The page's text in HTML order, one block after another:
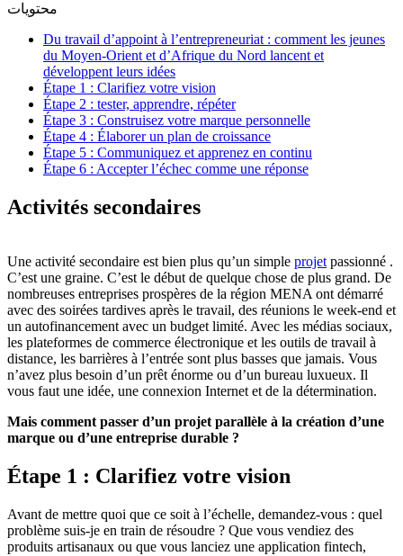
محتويات
Du travail d’appoint à l’entrepreneuriat : comment les jeunes
du Moyen-Orient et d’Afrique du Nord lancent et
développent leurs idées
Étape 1 : Clarifiez votre vision
Étape 2 : tester, apprendre, répéter
Étape 3 : Construisez votre marque personnelle
Étape 4 : Élaborer un plan de croissance
Étape 5 : Communiquez et apprenez en continu
Étape 6 : Accepter l’échec comme une réponse
Activités secondaires
Une activité secondaire est bien plus qu’un simple projet passionné .
C’est une graine. C’est le début de quelque chose de plus grand. De
nombreuses entreprises prospères de la région MENA ont démarré
avec des soirées tardives après le travail, des réunions le week-end et
un autofinancement avec un budget limité. Avec les médias sociaux,
les plateformes de commerce électronique et les outils de travail à
distance, les barrières à l’entrée sont plus basses que jamais. Vous
n’avez plus besoin d’un prêt énorme ou d’un bureau luxueux. Il
vous faut une idée, une connexion Internet et de la détermination.
Mais comment passer d’un projet parallèle à la création d’une
marque ou d’une entreprise durable ?
Étape 1 : Clarifiez votre vision
Avant de mettre quoi que ce soit à l’échelle, demandez-vous : quel
problème suis-je en train de résoudre ? Que vous vendiez des
produits artisanaux ou que vous lanciez une application fintech,